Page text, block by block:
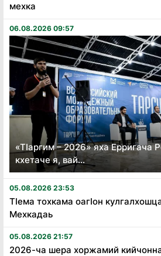
мехка
06.08.2026 09:57
«Тӏаргим – 2026» яха Ерригача
кхетаче я, вай...
05.08.2026 23:53
Тӏема тохкама оагӏон
Мехкадаь
05.08.2026 21:57
2026-ча шера хоржамий